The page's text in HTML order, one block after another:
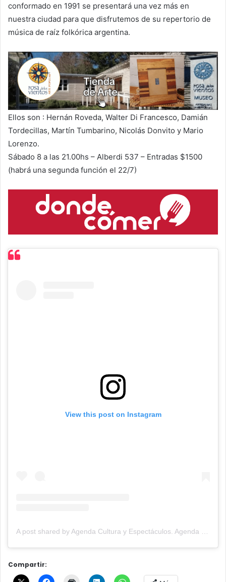
conformado en 1991 se presentará una vez más en
nuestra ciudad para que disfrutemos de su repertorio de
música de raíz folkórica argentina.
Ellos son : Hernán Roveda, Walter Di Francesco, Damián
Tordecillas, Martín Tumbarino, Nicolás Donvito y Mario
Lorenzo.
Sábado 8 a las 21.00hs – Alberdi 537 – Entradas $1500
(habrá una segunda función el 22/7)
View this post on Instagram
Compartir: